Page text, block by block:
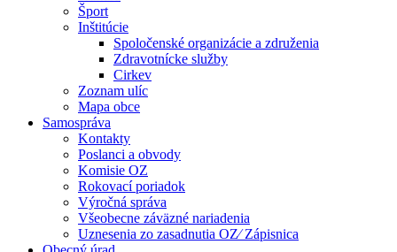
Šport
Inštitúcie
Spoločenské organizácie a združenia
Zdravotnícke služby
Cirkev
Zoznam ulíc
Mapa obce
Samospráva
Kontakty
Poslanci a obvody
Komisie OZ
Rokovací poriadok
Výročná správa
Všeobecne záväzné nariadenia
Uznesenia zo zasadnutia OZ⁄ Zápisnica